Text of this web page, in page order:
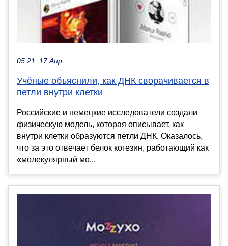
05:21, 17 Апр
Учёные объяснили, как ДНК сворачивается в
петли внутри клетки
Российские и немецкие исследователи создали
физическую модель, которая описывает, как
внутри клетки образуются петли ДНК. Оказалось,
что за это отвечает белок когезин, работающий как
«молекулярный мо...